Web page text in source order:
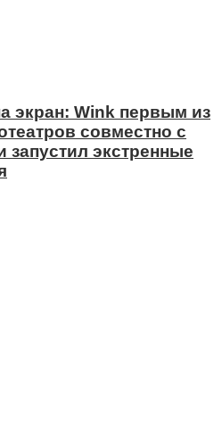
экран: Wink первым из
совместно с
экстренные